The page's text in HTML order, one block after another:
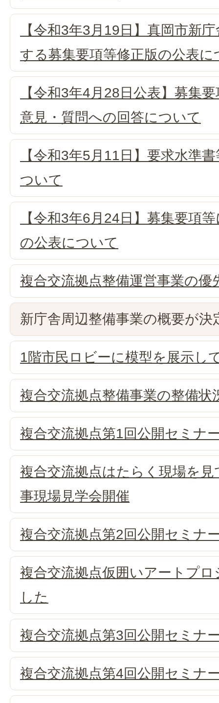
【令和3年3月19日】真岡市新
する募集要項等修正版の公表に
【令和3年4月28日公表】募集
意見・質問への回答について
【令和3年5月11日】要求水準
ついて
【令和3年6月24日】募集要項
の公表について
複合交流拠点整備運営事業の優
新庁舎周辺整備事業の概要が決
1階市民ロビーに模型を展示し
複合交流拠点整備事業の整備状
複合交流拠点第1回公開セミナ
複合交流拠点はたらく現場を
事現場見学会開催
複合交流拠点第2回公開セミナ
複合交流拠点仮囲いアートプ
した
複合交流拠点第3回公開セミナ
複合交流拠点第4回公開セミナ